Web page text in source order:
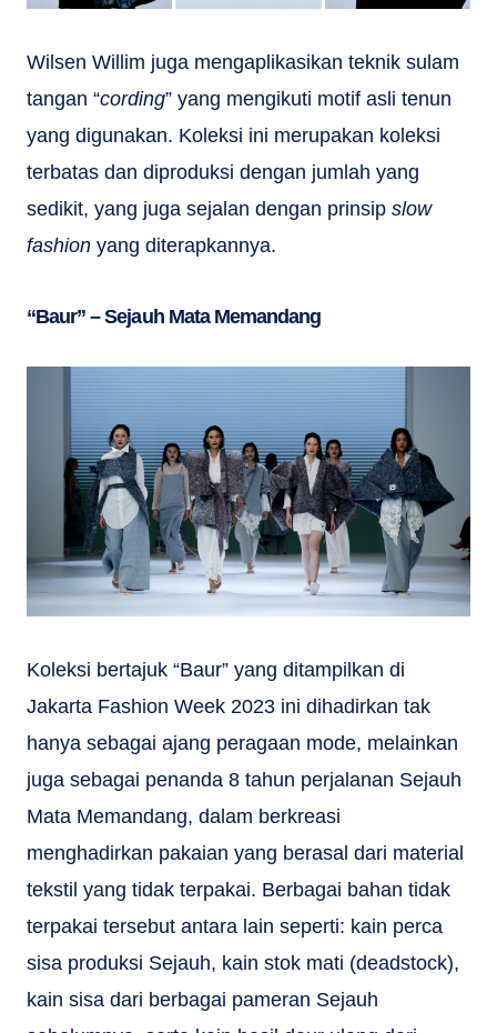
Wilsen Willim juga mengaplikasikan teknik sulam
tangan “cording” yang mengikuti motif asli tenun
yang digunakan. Koleksi ini merupakan koleksi
terbatas dan diproduksi dengan jumlah yang
sedikit, yang juga sejalan dengan prinsip slow
fashion yang diterapkannya.
“Baur” – Sejauh Mata Memandang
Koleksi bertajuk “Baur” yang ditampilkan di
Jakarta Fashion Week 2023 ini dihadirkan tak
hanya sebagai ajang peragaan mode, melainkan
juga sebagai penanda 8 tahun perjalanan Sejauh
Mata Memandang, dalam berkreasi
menghadirkan pakaian yang berasal dari material
tekstil yang tidak terpakai. Berbagai bahan tidak
terpakai tersebut antara lain seperti: kain perca
sisa produksi Sejauh, kain stok mati (deadstock),
kain sisa dari berbagai pameran Sejauh